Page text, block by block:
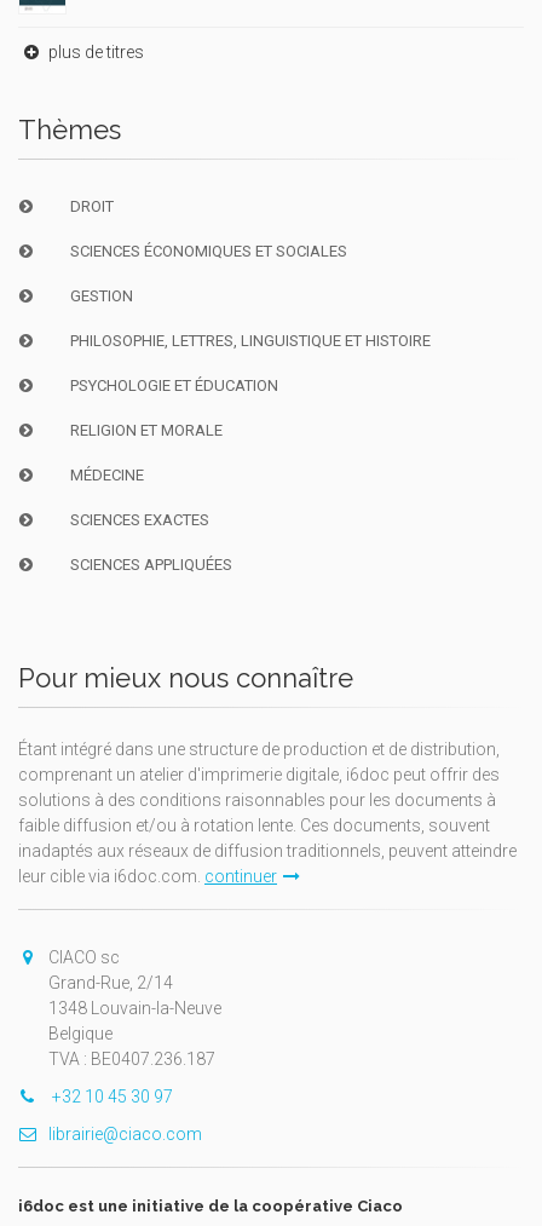
plus de titres
Thèmes
DROIT
SCIENCES ÉCONOMIQUES ET SOCIALES
GESTION
PHILOSOPHIE, LETTRES, LINGUISTIQUE ET HISTOIRE
PSYCHOLOGIE ET ÉDUCATION
RELIGION ET MORALE
MÉDECINE
SCIENCES EXACTES
SCIENCES APPLIQUÉES
Pour mieux nous connaître
Étant intégré dans une structure de production et de distribution,
comprenant un atelier d'imprimerie digitale, i6doc peut offrir des
solutions à des conditions raisonnables pour les documents à
faible diffusion et/ou à rotation lente. Ces documents, souvent
inadaptés aux réseaux de diffusion traditionnels, peuvent atteindre
leur cible via i6doc.com. continuer
CIACO sc
Grand-Rue, 2/14
1348 Louvain-la-Neuve
Belgique
TVA : BE0407.236.187
+32 10 45 30 97
librairie@ciaco.com
i6doc est une initiative de la coopérative Ciaco